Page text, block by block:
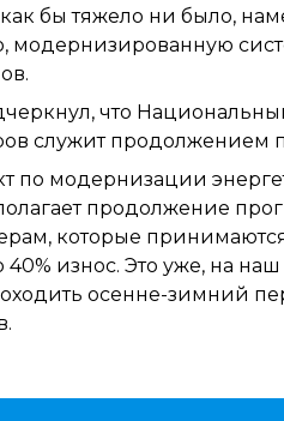
как бы тяжело ни было,
модернизированную
что
служит
по модернизации
продолжение
которые
износ. Это уже, на
осенне-зимний